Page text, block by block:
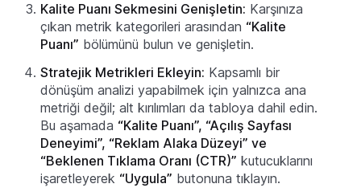
Kalite Puanı Sekmesini Genişletin: Karşınıza
çıkan metrik kategorileri arasından “Kalite
Puanı” bölümünü bulun ve genişletin.
Stratejik Metrikleri Ekleyin: Kapsamlı bir
dönüşüm analizi yapabilmek için yalnızca ana
metriği değil; alt kırılımları da tabloya dahil edin.
Bu aşamada “Kalite Puanı”, “Açılış Sayfası
Deneyimi”, “Reklam Alaka Düzeyi” ve
“Beklenen Tıklama Oranı (CTR)” kutucuklarını
işaretleyerek “Uygula” butonuna tıklayın.